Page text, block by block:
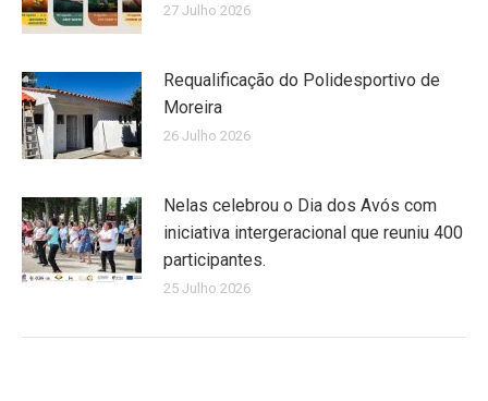
27 Julho 2026
Requalificação do Polidesportivo de
Moreira
26 Julho 2026
Nelas celebrou o Dia dos Avós com
iniciativa intergeracional que reuniu 400
participantes.
25 Julho 2026